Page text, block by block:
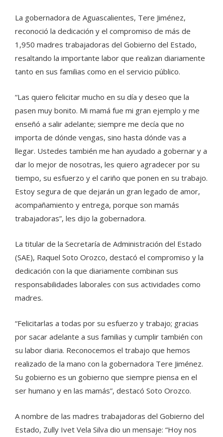
La gobernadora de Aguascalientes, Tere Jiménez,
reconoció la dedicación y el compromiso de más de
1,950 madres trabajadoras del Gobierno del Estado,
resaltando la importante labor que realizan diariamente
tanto en sus familias como en el servicio público.
“Las quiero felicitar mucho en su día y deseo que la
pasen muy bonito. Mi mamá fue mi gran ejemplo y me
enseñó a salir adelante; siempre me decía que no
importa de dónde vengas, sino hasta dónde vas a
llegar. Ustedes también me han ayudado a gobernar y a
dar lo mejor de nosotras, les quiero agradecer por su
tiempo, su esfuerzo y el cariño que ponen en su trabajo.
Estoy segura de que dejarán un gran legado de amor,
acompañamiento y entrega, porque son mamás
trabajadoras”, les dijo la gobernadora.
La titular de la Secretaría de Administración del Estado
(SAE), Raquel Soto Orozco, destacó el compromiso y la
dedicación con la que diariamente combinan sus
responsabilidades laborales con sus actividades como
madres.
“Felicitarlas a todas por su esfuerzo y trabajo; gracias
por sacar adelante a sus familias y cumplir también con
su labor diaria. Reconocemos el trabajo que hemos
realizado de la mano con la gobernadora Tere Jiménez.
Su gobierno es un gobierno que siempre piensa en el
ser humano y en las mamás”, destacó Soto Orozco.
A nombre de las madres trabajadoras del Gobierno del
Estado, Zully Ivet Vela Silva dio un mensaje: “Hoy nos